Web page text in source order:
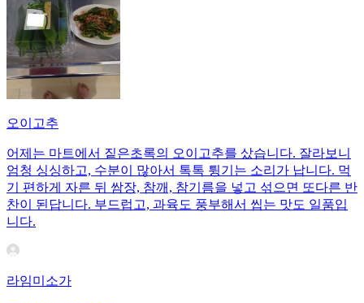
오이고추
어제는 마트에서 짙은초록의 오이고추를 샀습니다. 잘라보니
엄청 싱싱하고, 수분이 많아서 톡톡 튕기는 소리가 납니다. 먹
기 편하게 자른 뒤 쌈장, 참깨, 참기름을 넣고 섞으면 또다른 반
찬이 된답니다. 부드럽고, 과육도 풍부해서 씹는 맛도 일품입
니다.
라임미소가